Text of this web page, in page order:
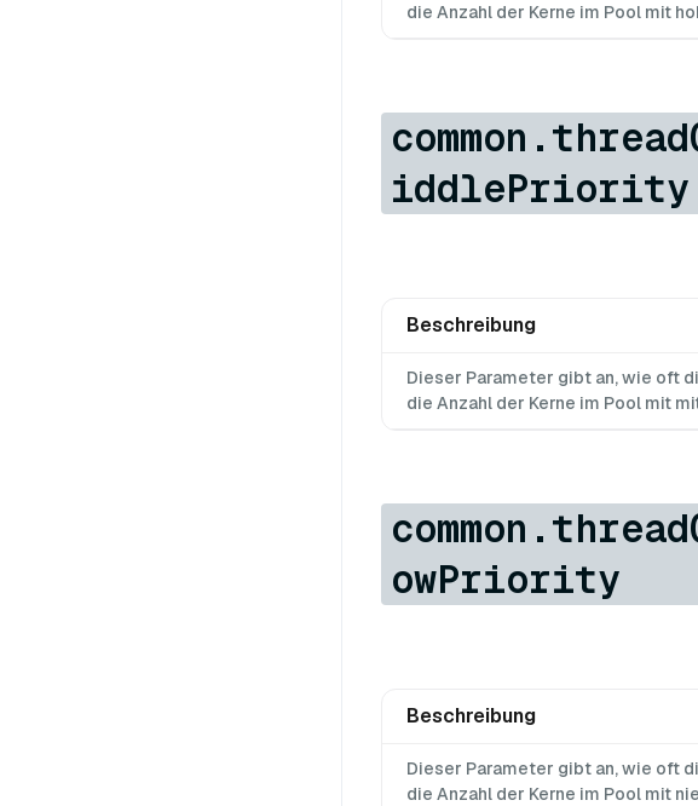
die Anzahl der Kerne im Pool mit
iddlePriority
Beschreibung
Dieser Parameter gibt an, wie oft
die Anzahl der Kerne im Pool mit
owPriority
Beschreibung
Dieser Parameter gibt an, wie oft
die Anzahl der Kerne im Pool mit